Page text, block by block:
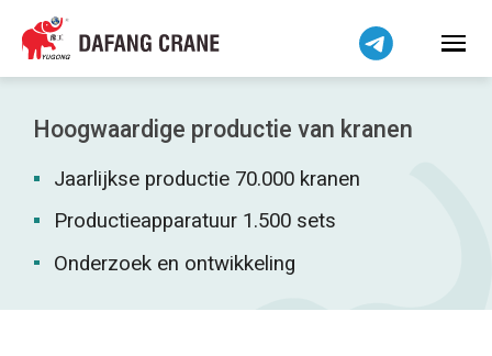
Hoogwaardige productie van kranen
Jaarlijkse productie 70.000 kranen
Productieapparatuur 1.500 sets
Onderzoek en ontwikkeling
Bahasa Indonesia
Bahasa Melayu
Tiếng Việt
简体中文
فارسی
Pilipino
اردو